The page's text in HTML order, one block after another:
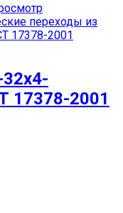
переходы из
17378-2001
17378-2001